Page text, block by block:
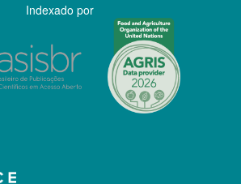
Indexado por